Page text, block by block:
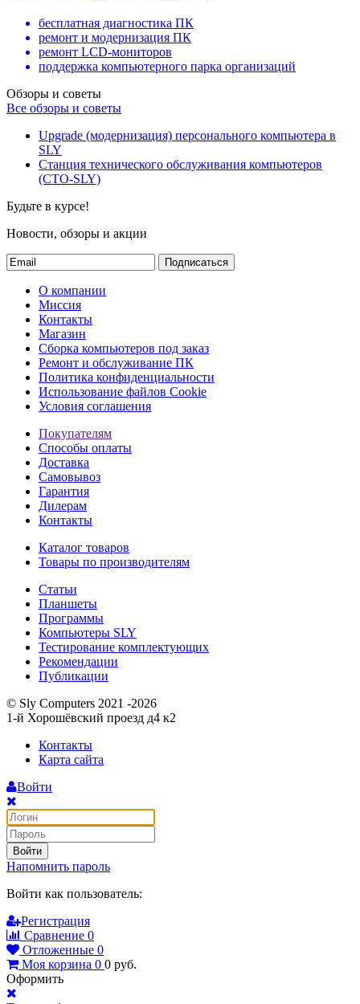
бесплатная диагностика ПК
ремонт и модернизация ПК
ремонт LCD-мониторов
поддержка компьютерного парка организаций
Обзоры и советы
Все обзоры и советы
Upgrade (модернизация) персонального компьютера в
SLY
Станция технического обслуживания компьютеров
(СТО-SLY)
Будьте в курсе!
Новости, обзоры и акции
Подписаться
О компании
Миссия
Контакты
Магазин
Сборка компьютеров под заказ
Ремонт и обслуживание ПК
Политика конфиденциальности
Использование файлов Cookie
Условия соглашения
Покупателям
Способы оплаты
Доставка
Самовывоз
Гарантия
Дилерам
Контакты
Каталог товаров
Товары по производителям
Статьи
Планшеты
Программы
Компьютеры SLY
Тестирование комплектующих
Рекомендации
Публикации
© Sly Computers 2021 -2026
1-й Хорошёвский проезд д4 к2
Контакты
Карта сайта
Войти
Войти
Напомнить пароль
Войти как пользователь:
Регистрация
Сравнение 0
Отложенные 0
Моя корзина 0 0 руб.
Оформить